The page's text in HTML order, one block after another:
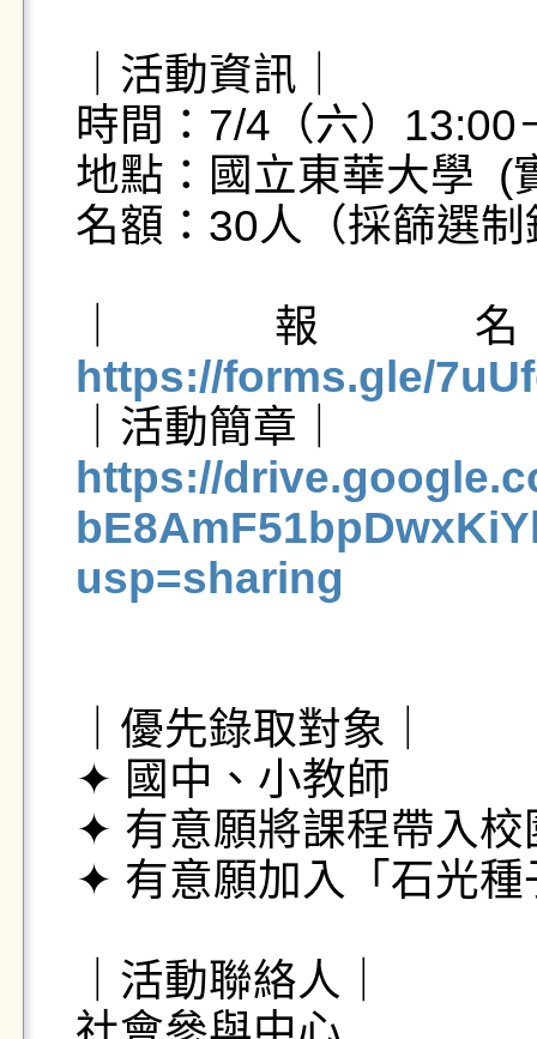
｜活動資訊｜
時間：7/4（六）
地點：國立東華大學  (
名額：30人（採篩選制
https://forms.gle/
https://
usp=sharing
｜優先錄取對象｜
✦ 國中、小教師
✦ 有意願將課程帶入
✦ 有意願加入「石光
｜活動聯絡人｜